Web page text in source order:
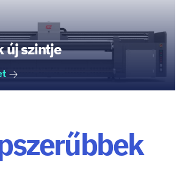
új szintje